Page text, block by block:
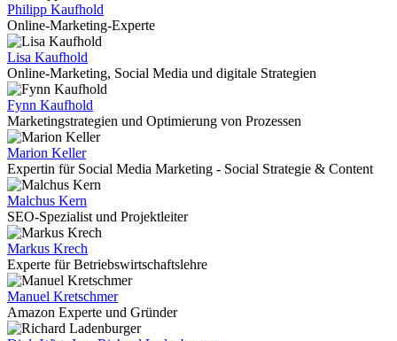
Philipp Kaufhold
Online-Marketing-Experte
Lisa Kaufhold
Online-Marketing, Social Media und digitale Strategien
Fynn Kaufhold
Marketingstrategien und Optimierung von Prozessen
Marion Keller
Expertin für Social Media Marketing - Social Strategie & Content
Malchus Kern
SEO-Spezialist und Projektleiter
Markus Krech
Experte für Betriebswirtschaftslehre
Manuel Kretschmer
Amazon Experte und Gründer